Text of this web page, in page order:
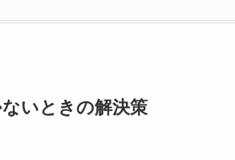
いときの解決策​​